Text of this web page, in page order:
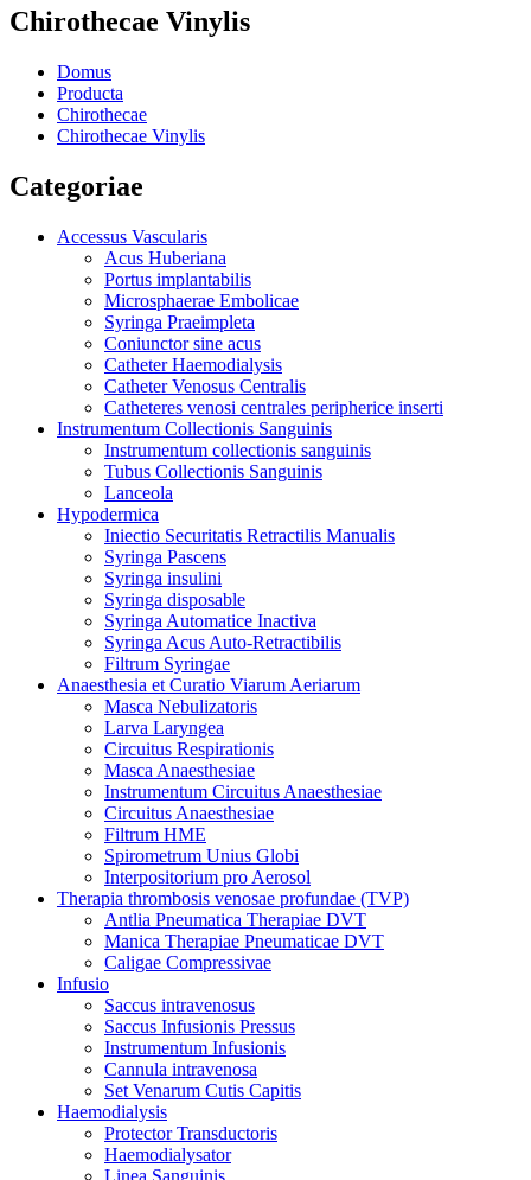
Chirothecae Vinylis
Domus
Producta
Chirothecae
Chirothecae Vinylis
Categoriae
Accessus Vascularis
Acus Huberiana
Portus implantabilis
Microsphaerae Embolicae
Syringa Praeimpleta
Coniunctor sine acus
Catheter Haemodialysis
Catheter Venosus Centralis
Catheteres venosi centrales peripherice inserti
Instrumentum Collectionis Sanguinis
Instrumentum collectionis sanguinis
Tubus Collectionis Sanguinis
Lanceola
Hypodermica
Iniectio Securitatis Retractilis Manualis
Syringa Pascens
Syringa insulini
Syringa disposable
Syringa Automatice Inactiva
Syringa Acus Auto-Retractibilis
Filtrum Syringae
Anaesthesia et Curatio Viarum Aeriarum
Masca Nebulizatoris
Larva Laryngea
Circuitus Respirationis
Masca Anaesthesiae
Instrumentum Circuitus Anaesthesiae
Circuitus Anaesthesiae
Filtrum HME
Spirometrum Unius Globi
Interpositorium pro Aerosol
Therapia thrombosis venosae profundae (TVP)
Antlia Pneumatica Therapiae DVT
Manica Therapiae Pneumaticae DVT
Caligae Compressivae
Infusio
Saccus intravenosus
Saccus Infusionis Pressus
Instrumentum Infusionis
Cannula intravenosa
Set Venarum Cutis Capitis
Haemodialysis
Protector Transductoris
Haemodialysator
Linea Sanguinis